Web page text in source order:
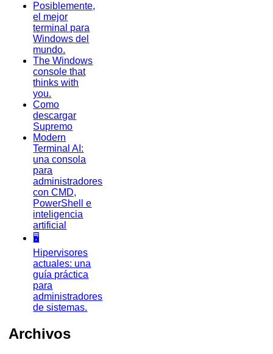
Posiblemente,
el mejor
terminal para
Windows del
mundo.
The Windows
console that
thinks with
you.
Como
descargar
Supremo
Modern
Terminal AI:
una consola
para
administradores
con CMD,
PowerShell e
inteligencia
artificial
🖥️
Hipervisores
actuales: una
guía práctica
para
administradores
de sistemas.
Archivos